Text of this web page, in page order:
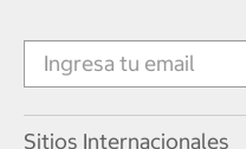
Sitios Internacionales